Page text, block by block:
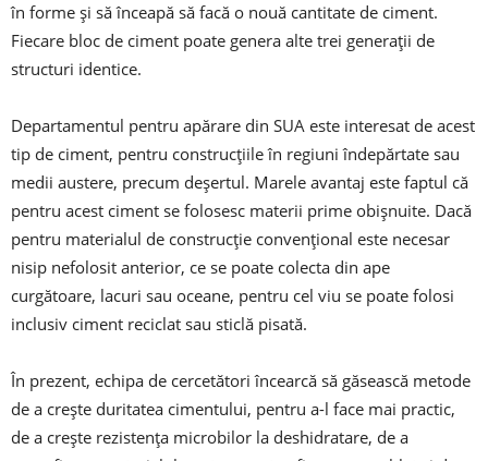
în forme şi să înceapă să facă o nouă cantitate de ciment.
Fiecare bloc de ciment poate genera alte trei generaţii de
structuri identice.
Departamentul pentru apărare din SUA este interesat de acest
tip de ciment, pentru construcţiile în regiuni îndepărtate sau
medii austere, precum deşertul. Marele avantaj este faptul că
pentru acest ciment se folosesc materii prime obişnuite. Dacă
pentru materialul de construcţie convenţional este necesar
nisip nefolosit anterior, ce se poate colecta din ape
curgătoare, lacuri sau oceane, pentru cel viu se poate folosi
inclusiv ciment reciclat sau sticlă pisată.
În prezent, echipa de cercetători încearcă să găsească metode
de a creşte duritatea cimentului, pentru a-l face mai practic,
de a creşte rezistenţa microbilor la deshidratare, de a